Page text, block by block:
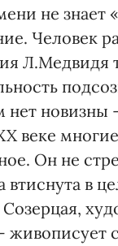
не знает
Человек
Л.Медвидя
нет
веке
Он не
в
живописует